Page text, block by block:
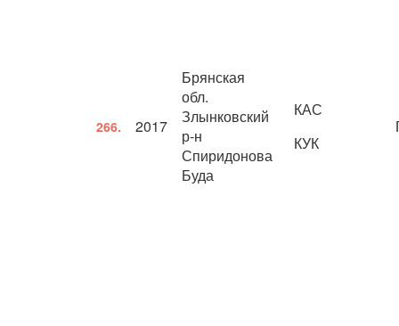
266. 2017
Брянская
обл.
Злынковский
р-н
Спиридонова
Буда
КАС
КУК